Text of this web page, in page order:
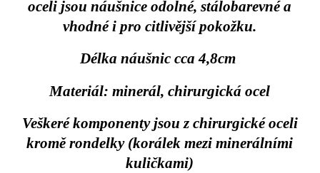
oceli jsou náušnice odolné, stálobarevné a
vhodné i pro citlivější pokožku.
Délka náušnic cca 4,8cm
Materiál: minerál, chirurgická ocel
Veškeré komponenty jsou z chirurgické oceli
kromě rondelky (korálek mezi minerálními
kuličkami)